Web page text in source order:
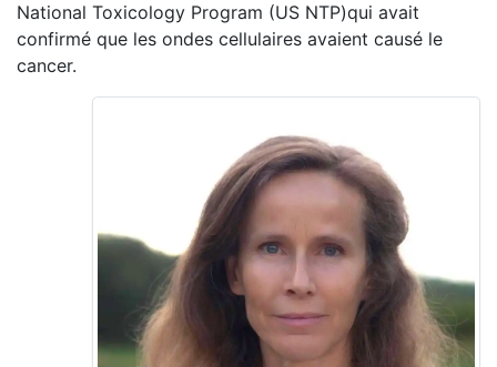
National Toxicology Program (US NTP)qui avait
confirmé que les ondes cellulaires avaient causé le
cancer.